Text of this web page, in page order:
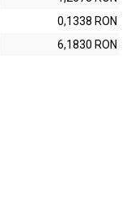
0,1338 RON
6,1830 RON